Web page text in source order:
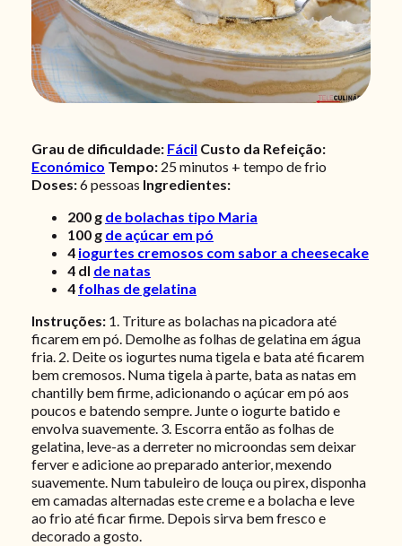
Grau de dificuldade: Fácil Custo da Refeição:
Económico Tempo: 25 minutos + tempo de frio
Doses:6pessoas Ingredientes:
200 g de bolachas tipo Maria
100 g de açúcar em pó
4 iogurtes cremosos com sabor a cheesecake
4 dl de natas
4 folhas de gelatina
Instruções: 1. Triture as bolachas na picadora até
ficarem em pó. Demolhe as folhas de gelatina em água
fria. 2. Deite os iogurtes numa tigela e bata até ficarem
bem cremosos. Numa tigela à parte, bata as natas em
chantilly bem firme, adicionando o açúcar em pó aos
poucos e batendo sempre. Junte o iogurte batido e
envolva suavemente. 3. Escorra então as folhas de
gelatina, leve-as a derreter no microondas sem deixar
ferver e adicione ao preparado anterior, mexendo
suavemente. Num tabuleiro de louça ou pirex, disponha
em camadas alternadas este creme e a bolacha e leve
ao frio até ficar firme. Depois sirva bem fresco e
decorado a gosto.